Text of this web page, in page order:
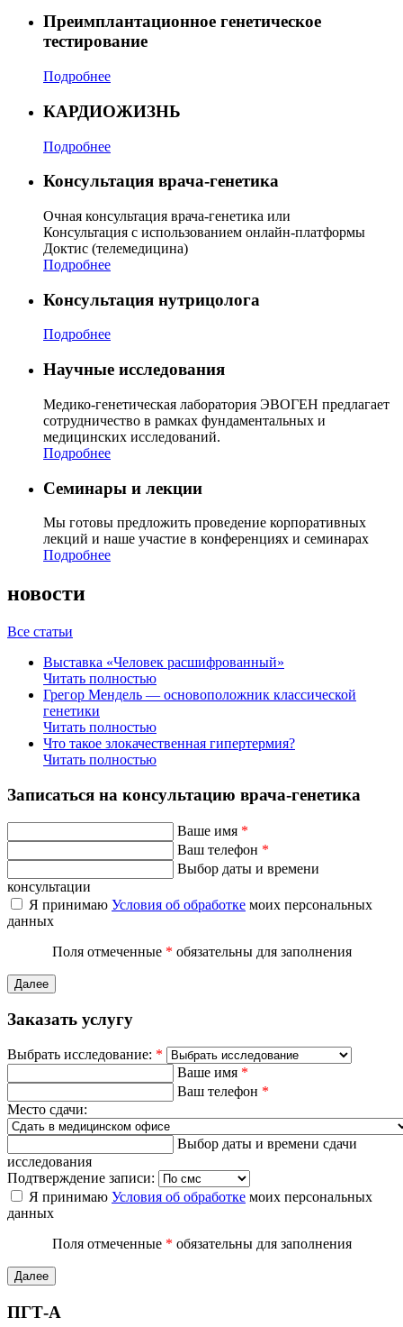
Преимплантационное генетическое
тестирование
Подробнее
КАРДИОЖИЗНЬ
Подробнее
Консультация врача-генетика
Очная консультация врача-генетика или
Консультация с использованием онлайн-платформы
Доктис (телемедицина)
Подробнее
Консультация нутрицолога
Подробнее
Научные исследования
Медико-генетическая лаборатория ЭВОГЕН предлагает
сотрудничество в рамках фундаментальных и
медицинских исследований.
Подробнее
Семинары и лекции
Мы готовы предложить проведение корпоративных
лекций и наше участие в конференциях и семинарах
Подробнее
новости
Все статьи
Выставка «Человек расшифрованный»
Читать полностью
Грегор Мендель — основоположник классической
генетики
Читать полностью
Что такое злокачественная гипертермия?
Читать полностью
Записаться на консультацию врача-генетика
Ваше имя *
Ваш телефон *
Выбор даты и времени
консультации
Я принимаю Условия об обработке моих персональных
данных
Поля отмеченные * обязательны для заполнения
Далее
Заказать услугу
Выбрать исследование: *
Ваше имя *
Ваш телефон *
Место сдачи:
Выбор даты и времени сдачи
исследования
Подтверждение записи:
Я принимаю Условия об обработке моих персональных
данных
Поля отмеченные * обязательны для заполнения
Далее
ПГТ-А